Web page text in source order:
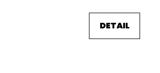
DETAIL